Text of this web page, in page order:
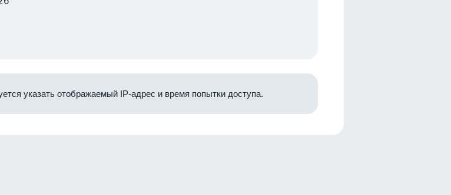
указать отображаемый IP-адрес и время попытки доступа.